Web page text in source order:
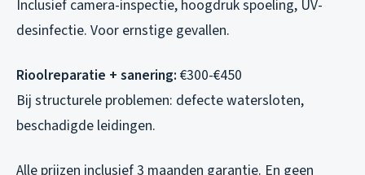
Inclusief camera-inspectie, hoogdruk spoeling, UV-
desinfectie. Voor ernstige gevallen.
Rioolreparatie + sanering: €300-€450
Bij structurele problemen: defecte watersloten,
beschadigde leidingen.
Alle prijzen inclusief 3 maanden garantie. En geen